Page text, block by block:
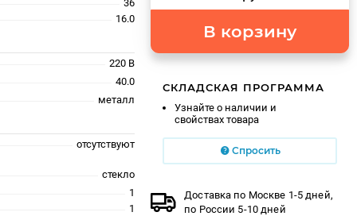
36
16.0
220 В
40.0
металл
отсутствуют
стекло
1
1
В корзину
СКЛАДСКАЯ ПРОГРАММА
Узнайте о наличии и
свойствах товара
Спросить
Доставка по Москве 1-5 дней,
по России 5-10 дней